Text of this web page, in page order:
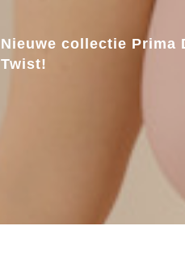
Nieuwe collectie Prima
Twist!